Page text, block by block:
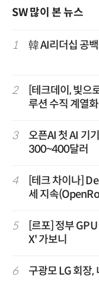
SW 많이 본 뉴스
1 韓 AI리더십 공
2
[테크데이, 빛으
루션 수직 계열
3
오픈AI 첫 AI 기
300~400달러
4
[테크 차이나]
세 지속
5
[르포] 정부
X' 가보니
6 구광모 LG 회장,